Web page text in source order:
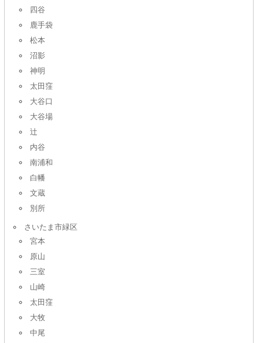
四谷
鹿手袋
松本
沼影
神明
太田窪
大谷口
大谷場
辻
内谷
南浦和
白幡
文蔵
別所
さいたま市緑区
宮本
原山
三室
山崎
太田窪
大牧
中尾